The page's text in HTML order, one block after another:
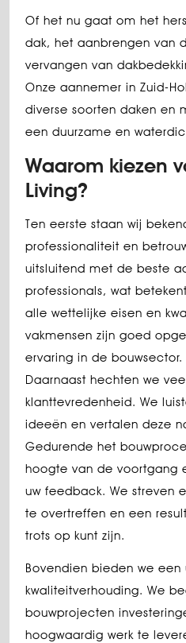
Of het nu gaat om het
dak, het aanbrengen van
vervangen van
Onze aannemer in Zuid-
diverse soorten daken en
een duurzame en
Waarom kiezen
Living?
Ten eerste staan wij
professionaliteit en
uitsluitend met de beste
professionals, wat
alle wettelijke eisen en
vakmensen zijn goed
ervaring in de bouwsector.
Daarnaast hechten we
klanttevredenheid. We
ideeën en vertalen deze
Gedurende het
hoogte van de voortgang
uw feedback. We streven
te overtreffen en een
trots op kunt zijn.
Bovendien bieden we een
kwaliteitverhouding. We
bouwprojecten
hoogwaardig werk te